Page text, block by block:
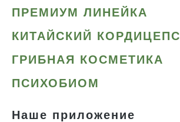
ПРЕМИУМ ЛИНЕЙКА
КИТАЙСКИЙ КОРДИЦЕПС
ГРИБНАЯ КОСМЕТИКА
ПСИХОБИОМ
Наше приложение